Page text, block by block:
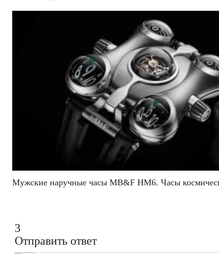
Мужские наручные часы MB&F HM6. Часы
3
Отправить ответ